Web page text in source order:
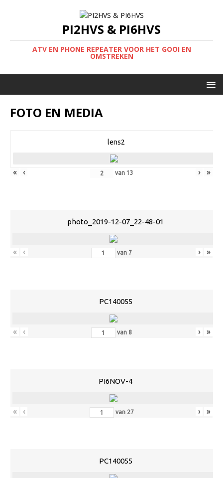
PI2HVS & PI6HVS
ATV EN PHONE REPEATER VOOR HET GOOI EN
OMSTREKEN
FOTO EN MEDIA
lens2
« ‹ van 13 › »
photo_2019-12-07_22-48-01
« ‹ van 7 › »
PC140055
« ‹ van 8 › »
PI6NOV-4
« ‹ van 27 › »
PC140055